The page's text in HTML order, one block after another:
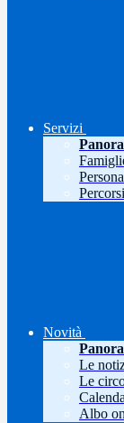
Servizi
Novità
Le
Le
Albo